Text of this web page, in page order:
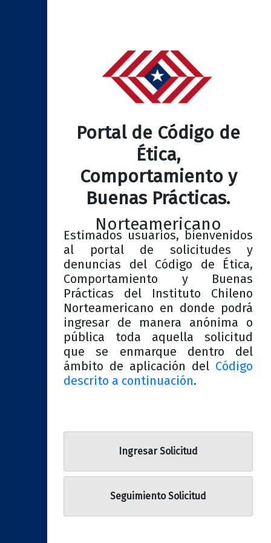
Portal de Código de
Ética,
Comportamiento y
Buenas Prácticas.
Norteamericano
Estimados usuarios, bienvenidos
al portal de solicitudes y
denuncias del Código de Ética,
Comportamiento y Buenas
Prácticas del Instituto Chileno
Norteamericano en donde podrá
ingresar de manera anónima o
pública toda aquella solicitud
que se enmarque dentro del
ámbito de aplicación del Código
descrito a continuación.
Ingresar Solicitud
Seguimiento Solicitud